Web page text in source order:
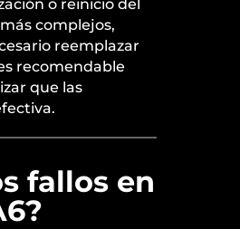
o reinicio del
complejos,
reemplazar
recomendable
que las
fallos en